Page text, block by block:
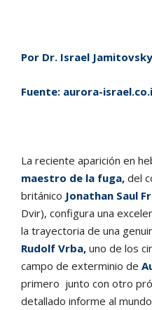
Por Dr. Israel Jamitovsky
Fuente: aurora-
La reciente aparición en
maestro de la fuga, del
británico Jonathan Saul
Dvir), configura una
la trayectoria de una
Rudolf Vrba, uno de los
campo de exterminio de
primero junto con otro
detallado informe al